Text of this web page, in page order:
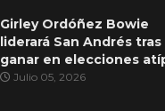
Girley Ordóñez Bowie
liderará San Andrés tras
ganar en elecciones
Julio 05, 2026